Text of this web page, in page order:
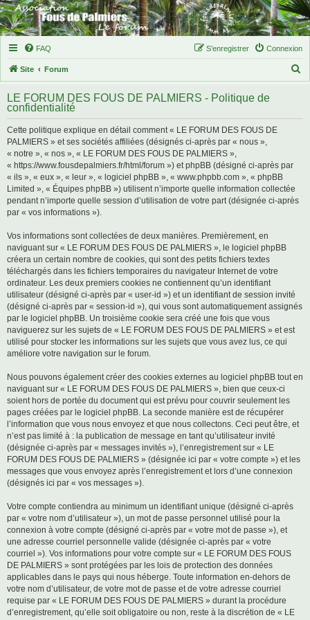
FAQ Connexion
S’enregistrer
Site Forum
h
LE FORUM DES FOUS DE PALMIERS - Politique de
confidentialité
Cette politique explique en détail comment « LE FORUM DES FOUS DE
PALMIERS » et ses sociétés affiliées (désignés ci-après par « nous »,
« notre », « nos », « LE FORUM DES FOUS DE PALMIERS »,
« https://www.fousdepalmiers.fr/html/forum ») et phpBB (désigné ci-après par
« ils », « eux », « leur », « logiciel phpBB », « www.phpbb.com », « phpBB
Limited », « Équipes phpBB ») utilisent n’importe quelle information collectée
pendant n’importe quelle session d’utilisation de votre part (désignée ci-après
par « vos informations »).
Vos informations sont collectées de deux manières. Premièrement, en
naviguant sur « LE FORUM DES FOUS DE PALMIERS », le logiciel phpBB
créera un certain nombre de cookies, qui sont des petits fichiers textes
téléchargés dans les fichiers temporaires du navigateur Internet de votre
ordinateur. Les deux premiers cookies ne contiennent qu’un identifiant
utilisateur (désigné ci-après par « user-id ») et un identifiant de session invité
(désigné ci-après par « session-id »), qui vous sont automatiquement assignés
par le logiciel phpBB. Un troisième cookie sera créé une fois que vous
naviguerez sur les sujets de « LE FORUM DES FOUS DE PALMIERS » et est
utilisé pour stocker les informations sur les sujets que vous avez lus, ce qui
améliore votre navigation sur le forum.
Nous pouvons également créer des cookies externes au logiciel phpBB tout en
naviguant sur « LE FORUM DES FOUS DE PALMIERS », bien que ceux-ci
soient hors de portée du document qui est prévu pour couvrir seulement les
pages créées par le logiciel phpBB. La seconde manière est de récupérer
l’information que vous nous envoyez et que nous collectons. Ceci peut être, et
n’est pas limité à : la publication de message en tant qu’utilisateur invité
(désignée ci-après par « messages invités »), l’enregistrement sur « LE
FORUM DES FOUS DE PALMIERS » (désignée ici par « votre compte ») et les
messages que vous envoyez après l’enregistrement et lors d’une connexion
(désignés ici par « vos messages »).
Votre compte contiendra au minimum un identifiant unique (désigné ci-après
par « votre nom d’utilisateur »), un mot de passe personnel utilisé pour la
connexion à votre compte (désigné ci-après par « votre mot de passe »), et
une adresse courriel personnelle valide (désignée ci-après par « votre
courriel »). Vos informations pour votre compte sur « LE FORUM DES FOUS
DE PALMIERS » sont protégées par les lois de protection des données
applicables dans le pays qui nous héberge. Toute information en-dehors de
votre nom d’utilisateur, de votre mot de passe et de votre adresse courriel
requise par « LE FORUM DES FOUS DE PALMIERS » durant la procédure
d’enregistrement, qu’elle soit obligatoire ou non, reste à la discrétion de « LE